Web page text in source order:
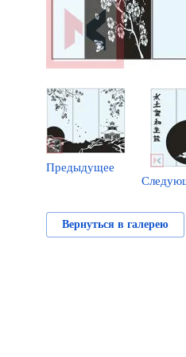
Предыдущее
Вернуться в галерею